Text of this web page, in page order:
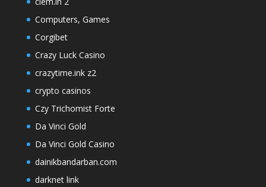
Computers, Games
Corgibet
Crazy Luck Casino
crazytime.ink z2
crypto casinos
Czy Trichomist Forte
Da Vinci Gold
Da Vinci Gold Casino
dainikbandarban.com
darknet link